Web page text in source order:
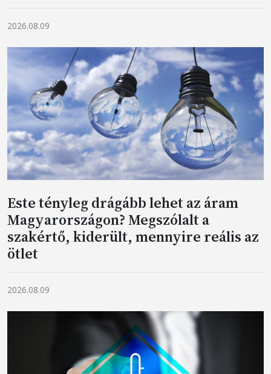
2026.08.09
Este tényleg drágább lehet az áram
Magyarországon? Megszólalt a
szakértő, kiderült, mennyire reális az
ötlet
2026.08.09